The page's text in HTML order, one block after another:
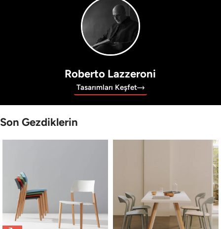
Roberto Lazzeroni
Tasarımları Keşfet
Son Gezdiklerin